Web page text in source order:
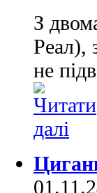
З
Реал),
не